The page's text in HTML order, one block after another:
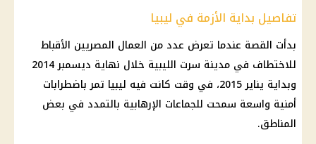
تفاصيل بداية الأزمة في ليبيا
بدأت القصة عندما تعرض عدد من العمال المصريين الأقباط
للاختطاف في مدينة سرت الليبية خلال نهاية ديسمبر 2014
وبداية يناير 2015، في وقت كانت فيه ليبيا تمر باضطرابات
أمنية واسعة سمحت للجماعات الإرهابية بالتمدد في بعض
المناطق.